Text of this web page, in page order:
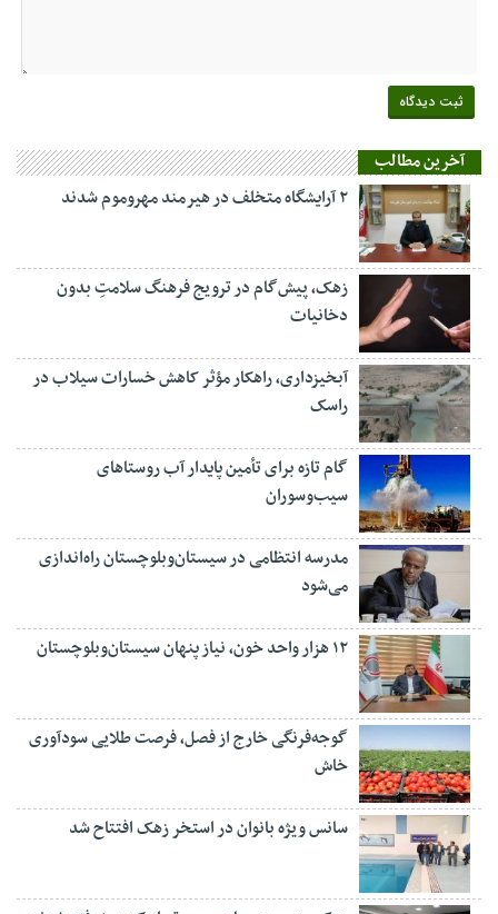
آخرین مطالب
۲ آرایشگاه متخلف در هیرمند مهروموم شدند
زهک، پیش‌گام در ترویج فرهنگ سلامتِ بدون
دخانیات
آبخیزداری، راهکار مؤثر کاهش خسارات سیلاب در
راسک
گام تازه برای تأمین پایدار آب روستاهای
سیب‌وسوران
مدرسه انتظامی در سیستان‌وبلوچستان راه‌اندازی
می‌شود
۱۲ هزار واحد خون، نیاز پنهان سیستان‌وبلوچستان
گوجه‌فرنگی خارج از فصل، فرصت طلایی سودآوری
خاش
سانس ویژه بانوان در استخر زهک افتتاح شد